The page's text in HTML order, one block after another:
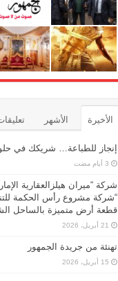
الأخيرة الأشهر
إنجاز للطباعة… شريكك في
شركة “ميران هيلزالعقارية
“شركة مشروع رأس الحكمة
قطعة أرض متميزة بالساحل
21 أبريل، 2026
تهنئة من جريدة الجمهور
15 أبريل، 2026